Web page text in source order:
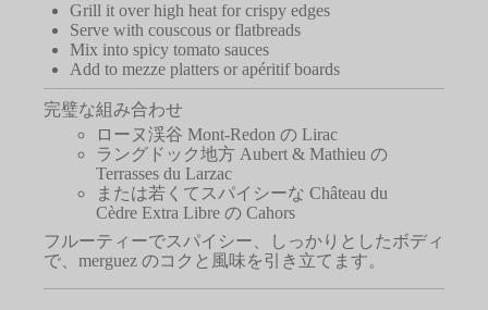
Grill it over high heat for crispy edges
Serve with couscous or flatbreads
Mix into spicy tomato sauces
Add to mezze platters or apéritif boards
完璧な組み合わせ
ローヌ渓谷 Mont-Redon の Lirac
ラングドック地方 Aubert & Mathieu の
Terrasses du Larzac
または若くてスパイシーな Château du
Cèdre Extra Libre の Cahors
フルーティーでスパイシー、しっかりとしたボディ
で、merguez のコクと風味を引き立てます。